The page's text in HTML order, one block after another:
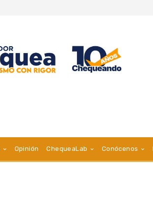
Opinión ChequeaLab Conócenos